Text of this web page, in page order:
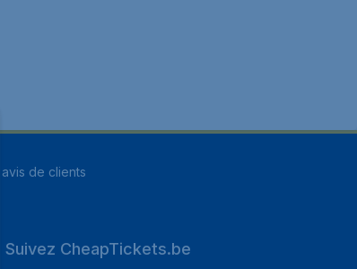
avis de clients
Suivez CheapTickets.be